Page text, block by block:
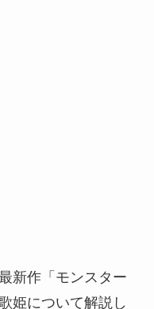
新作「モンスター
姫について解説し